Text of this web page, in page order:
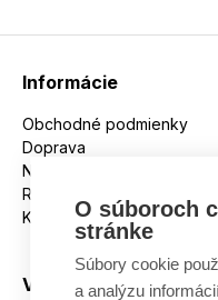
Informácie
Obchodné podmienky
Doprava
Nakupujeme na splátky
Reklamácie
Kontakt
Všetko o nákupe
O súboroch
stránke
Súbory cookie
a analýzu